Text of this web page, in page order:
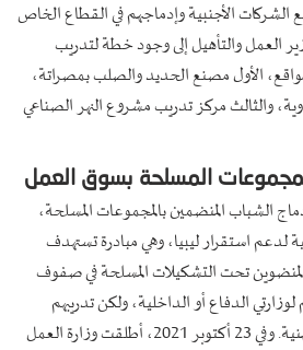
الشركات الأجنبية وإدماجهم في القطاع الخاص
العمل والتأهيل إلى وجود خطة لتدريب
الأول مصنع الحديد والصلب بمصراتة،
والثالث مركز تدريب مشروع النهر الصناعي
المسلحة بسوق العمل
الشباب المنضمين بالمجموعات المسلحة،
لدعم استقرار ليبيا، وهي مبادرة تستهدف
تحت التشكيلات المسلحة في صفوف
الدفاع أو الداخلية، ولكن تدريبهم
وضمهم للوظائف المدنية والمهنية. وفي 23 أكتوبر 2021، أطلقت وزارة العمل